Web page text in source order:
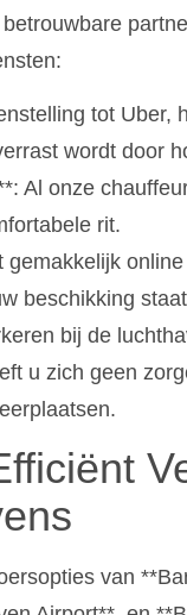
tot Uber,
wordt door
Al onze
rit.
beschikking
bij de
u zich geen
van